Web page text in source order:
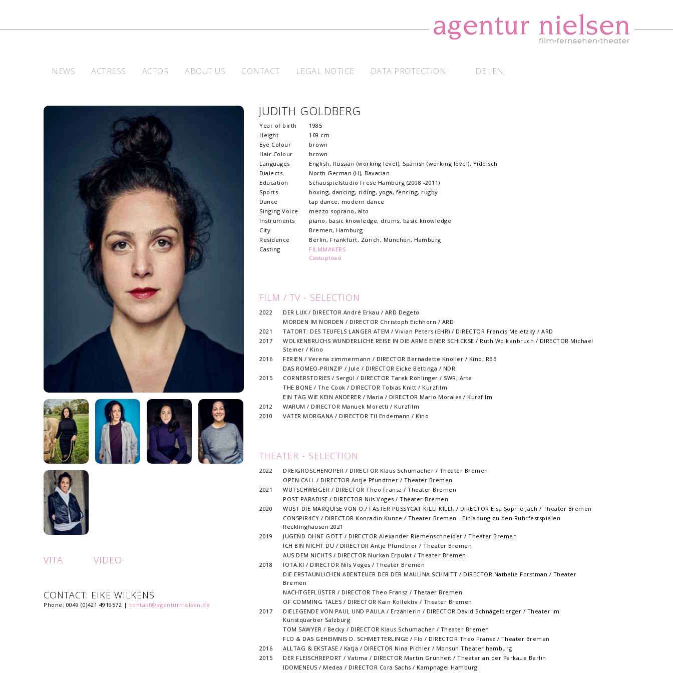
NEWS ACTRESS ACTOR ABOUT US CONTACT LEGAL NOTICE DATA PROTECTION DE | EN
VITA VIDEO
CONTACT: EIKE WILKENS
Phone: 0049 (0)421 4919572 | kontakt@agenturnielsen.de
JUDITH GOLDBERG
Year of birth
1985
Height
169 cm
Eye Colour
brown
Hair Colour
brown
Languages
English, Russian (working level), Spanish (working level), Yiddisch
Dialects
North German (H), Bavarian
Education
Schauspielstudio Frese Hamburg (2008 -2011)
Sports
boxing, dancing, riding, yoga, fencing, rugby
Dance
tap dance, modern dance
Singing Voice
mezzo soprano, alto
Instruments
piano, basic knowledge, drums, basic knowledge
City
Bremen, Hamburg
Residence
Berlin, Frankfurt, Zürich, München, Hamburg
Casting
FILMMAKERS
Castupload
FILM / TV - SELECTION
2022
DER LUX / DIRECTOR André Erkau / ARD Degeto
MORDEN IM NORDEN / DIRECTOR Christoph Eichhorn / ARD
2021
TATORT: DES TEUFELS LANGER ATEM / Vivian Peters (EHR) / DIRECTOR Francis Meletzky / ARD
2017
WOLKENBRUCHS WUNDERLICHE REISE IN DIE ARME EINER SCHICKSE / Ruth Wolkenbruch / DIRECTOR Michael
Steiner / Kino
2016
FERIEN / Verena zimmermann / DIRECTOR Bernadette Knoller / Kino, RBB
DAS ROMEO-PRINZIP / Jule / DIRECTOR Eicke Bettinga / NDR
2015
CORNERSTORIES / Sergül / DIRECTOR Tarek Röhlinger / SWR, Arte
THE BONE / The Cook / DIRECTOR Tobias Knitt / Kurzfilm
EIN TAG WIE KEIN ANDERER / Maria / DIRECTOR Mario Morales / Kurzfilm
2012
WARUM / DIRECTOR Manuek Moretti / Kurzfilm
2010
VATER MORGANA / DIRECTOR Til Endemann / Kino
THEATER - SELECTION
2022
DREIGROSCHENOPER / DIRECTOR Klaus Schumacher / Theater Bremen
OPEN CALL / DIRECTOR Antje Pfundtner / Theater Bremen
2021
WUTSCHWEIGER / DIRECTOR Theo Fransz / Theater Bremen
POST PARADISE / DIRECTOR Nils Voges / Theater Bremen
2020
WÜST DIE MARQUISE VON O./ FASTER PUSSYCAT KILL! KILL!, / DIRECTOR Elsa Sophie Jach / Theater Bremen
CON5PIR4CY / DIRECTOR Konradin Kunze / Theater Bremen - Einladung zu den Ruhrfestspielen
Recklinghausen 2021
2019
JUGEND OHNE GOTT / DIRECTOR Alexander Riemenschneider / Theater Bremen
ICH BIN NICHT DU / DIRECTOR Antje Pfundtner / Theater Bremen
AUS DEM NICHTS / DIRECTOR Nurkan Erpulat / Theater Bremen
2018
IOTA.KI / DIRECTOR Nils Voges / Theater Bremen
DIE ERSTAUNLICHEN ABENTEUER DER DER MAULINA SCHMITT / DIRECTOR Nathalie Forstman / Theater
Bremen
NACHTGEFLÜSTER / DIRECTOR Theo Fransz / Thetaer Bremen
OF COMMING TALES / DIRECTOR Kain Kollektiv / Theater Bremen
2017
DIELEGENDE VON PAUL UND PAULA / Erzählerin / DIRECTOR David Schnägelberger / Theater im
Kunstquartier Salzburg
TOM SAWYER / Becky / DIRECTOR Klaus Schumacher / Theater Bremen
FLO & DAS GEHEIMNIS D. SCHMETTERLINGE / Flo / DIRECTOR Theo Fransz / Theater Bremen
2016
ALLTAG & EKSTASE / Katja / DIRECTOR Nina Pichler / Monsun Theater hamburg
2015
DER FLEISCHREPORT / Vatima / DIRECTOR Martin Grünheit / Theater an der Parkaue Berlin
IDOMENEUS / Medea / DIRECTOR Cora Sachs / Kampnagel Hamburg